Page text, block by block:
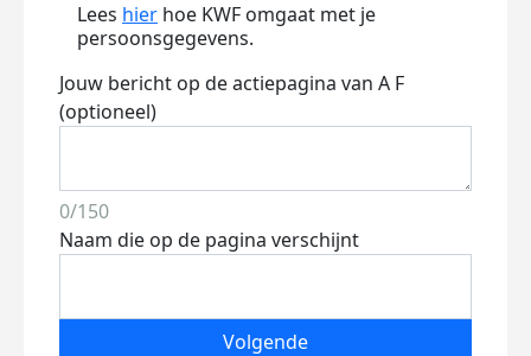
Lees hier hoe KWF omgaat met je
persoonsgegevens.
Jouw bericht op de actiepagina van A F
(optioneel)
0/150
Naam die op de pagina verschijnt
Volgende